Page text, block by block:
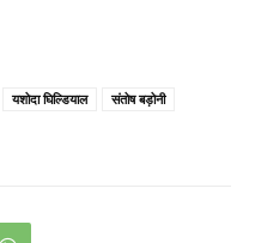
यशोदा घिल्डियाल
संतोष बड़ोनी